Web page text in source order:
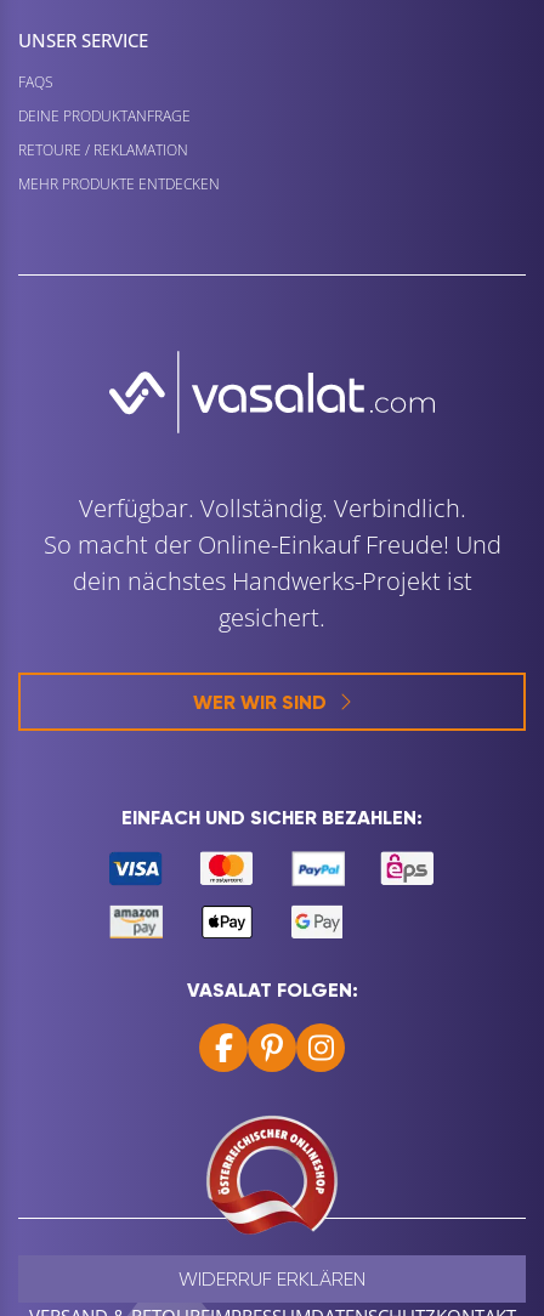
UNSER SERVICE
FAQS
DEINE PRODUKTANFRAGE
RETOURE / REKLAMATION
MEHR PRODUKTE ENTDECKEN
Verfügbar. Vollständig. Verbindlich.
So macht der Online-Einkauf Freude! Und
dein nächstes Handwerks-Projekt ist
gesichert.
WER WIR SIND
EINFACH UND SICHER BEZAHLEN:
VASALAT FOLGEN:
WIDERRUF ERKLÄREN